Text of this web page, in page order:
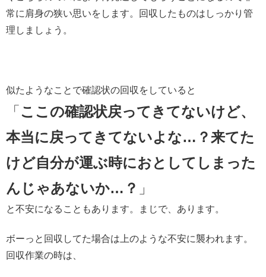
常に肩身の狭い思いをします。回収したものはしっかり管
理しましょう。
似たようなことで確認状の回収をしていると
「ここの確認状戻ってきてないけど、
本当に戻ってきてないよな…？来てた
けど自分が運ぶ時におとしてしまった
んじゃあないか…？ 」
と不安になることもあります。まじで、あります。
ボーっと回収してた場合は上のような不安に襲われます。
回収作業の時は、